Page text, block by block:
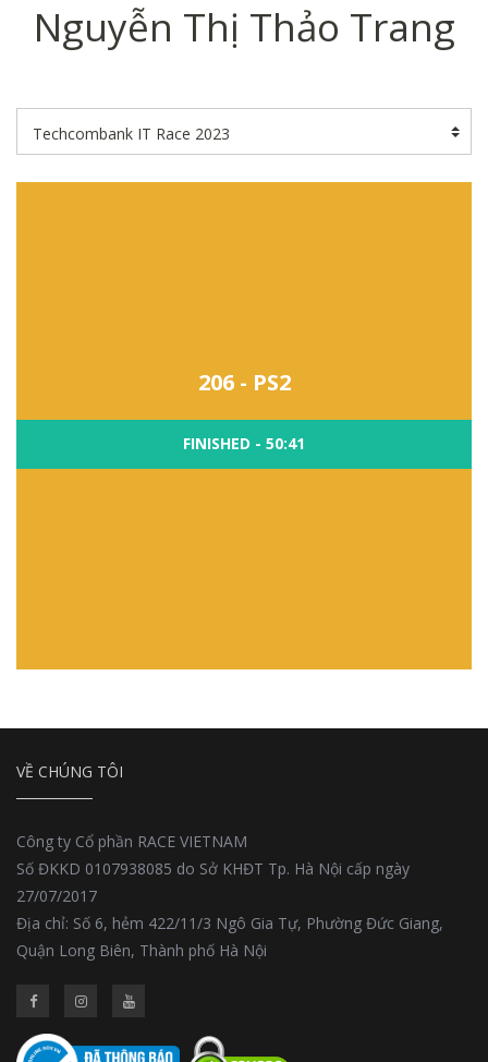
Nguyễn Thị Thảo Trang
206 - PS2
FINISHED - 50:41
VỀ CHÚNG TÔI
Công ty Cổ phần RACE VIETNAM
Số ĐKKD 0107938085 do Sở KHĐT Tp. Hà Nội cấp ngày
27/07/2017
Địa chỉ: Số 6, hẻm 422/11/3 Ngô Gia Tự, Phường Đức Giang,
Quận Long Biên, Thành phố Hà Nội